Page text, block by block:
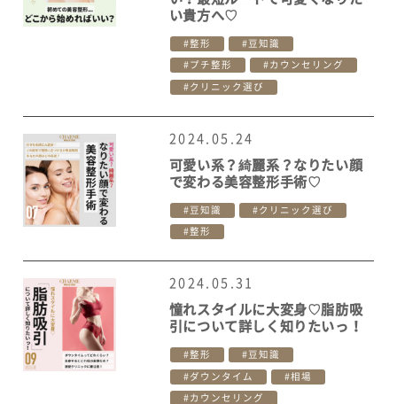
い貴方へ♡
整形 豆知識
プチ整形 カウンセリング
クリニック選び
2024.05.24
可愛い系？綺麗系？なりたい顔
で変わる美容整形手術♡
豆知識 クリニック選び
整形
2024.05.31
憧れスタイルに大変身♡脂肪吸
引について詳しく知りたいっ！
整形 豆知識
ダウンタイム 相場
カウンセリング